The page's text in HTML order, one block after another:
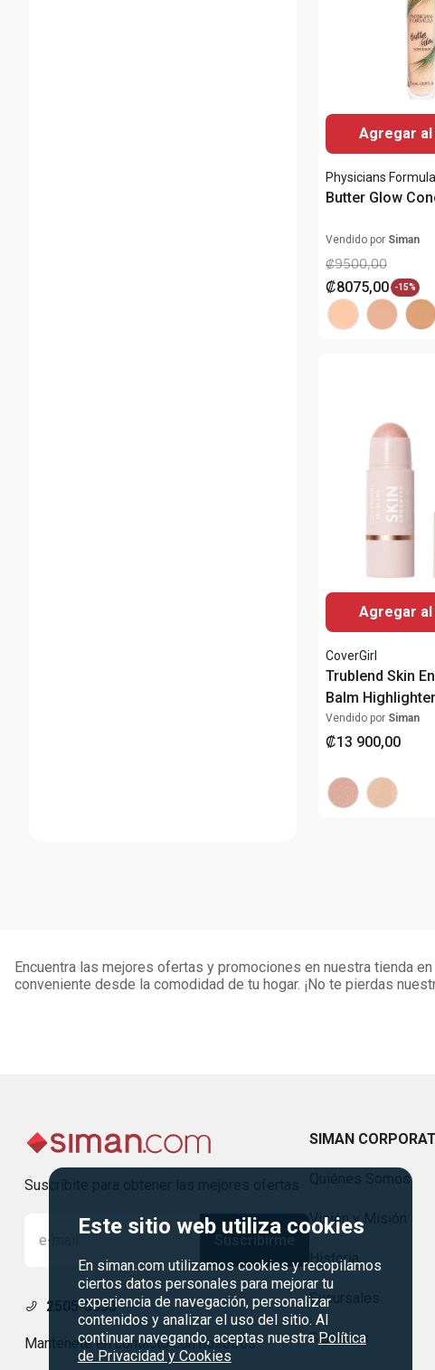
Este sitio web utiliza cookies
En siman.com utilizamos cookies y recopilamos
ciertos datos personales para mejorar tu
experiencia de navegación, personalizar
contenidos y analizar el uso del sitio. Al
continuar navegando, aceptas nuestra Política
de Privacidad y Cookies
Agregar
Physicians Formula
Butter Glow
Vendido por Siman
₡9500,00
₡8075,00 -15%
Agregar
CoverGirl
Trublend Skin
Balm Highlighter
Vendido por Siman
₡13 900,00
Encuentra las mejores ofertas y promociones en nuestra tienda
conveniente desde la comodidad de tu hogar. ¡No te pierdas
Suscribite para obtener las mejores ofertas
2505-3333
Mantenete en contacto con nosotros
SIMAN
Quiénes Somos
Visión y Misión
Historia
Sucursales
Servicios